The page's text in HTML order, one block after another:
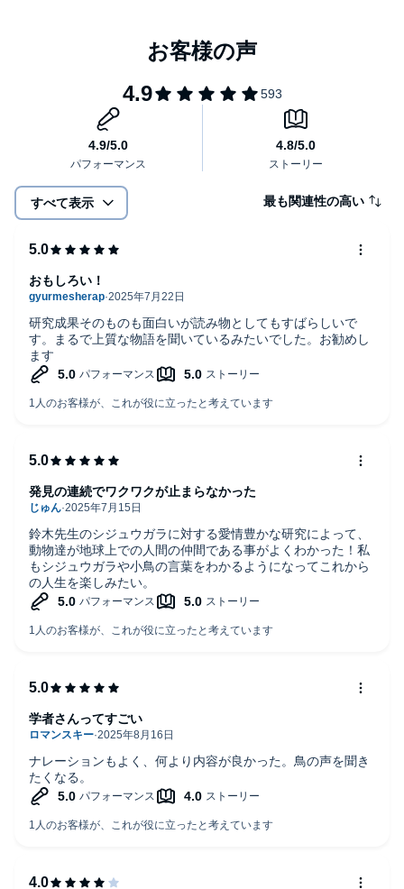
すべて表示 最も関連性の高い
研究成果そのものも面白いが読み物としてもすばらしいで
す。まるで上質な物語を聞いているみたいでした。お勧めし
ます
おもしろい！
鈴木先生のシジュウガラに対する愛情豊かな研究によって、
動物達が地球上での人間の仲間である事がよくわかった！私
もシジュウガラや小鳥の言葉をわかるようになってこれから
の人生を楽しみたい。
発見の連続でワクワクが止まらなかった
ナレーションもよく、何より内容が良かった。鳥の声を聞き
たくなる。
学者さんってすごい